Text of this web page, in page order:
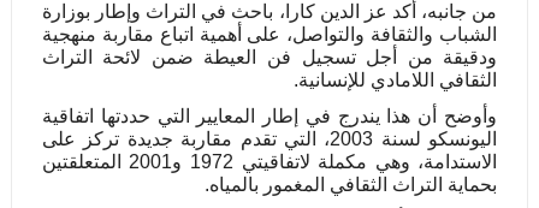
من جانبه، أكد عز الدين كارا، باحث في التراث وإطار بوزارة
الشباب والثقافة والتواصل، على أهمية اتباع مقاربة منهجية
ودقيقة من أجل تسجيل فن العيطة ضمن لائحة التراث
الثقافي اللامادي للإنسانية.
وأوضح أن هذا يندرج في إطار المعايير التي حددتها اتفاقية
اليونسكو لسنة 2003، التي تقدم مقاربة جديدة تركز على
الاستدامة، وهي مكملة لاتفاقيتي 1972 و2001 المتعلقتين
بحماية التراث الثقافي المغمور بالمياه.